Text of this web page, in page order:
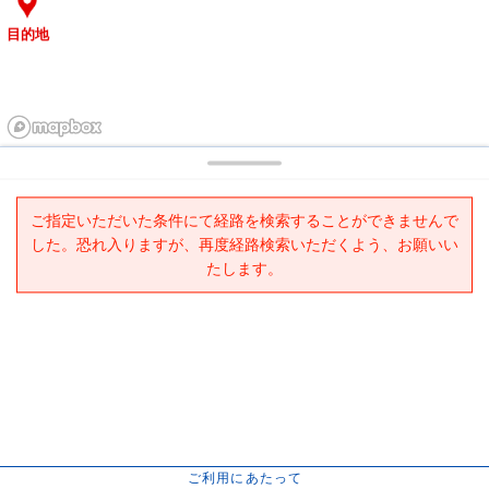
目的地
ご指定いただいた条件にて経路を検索することができませんで
した。恐れ入りますが、再度経路検索いただくよう、お願いい
たします。
ご利用にあたって